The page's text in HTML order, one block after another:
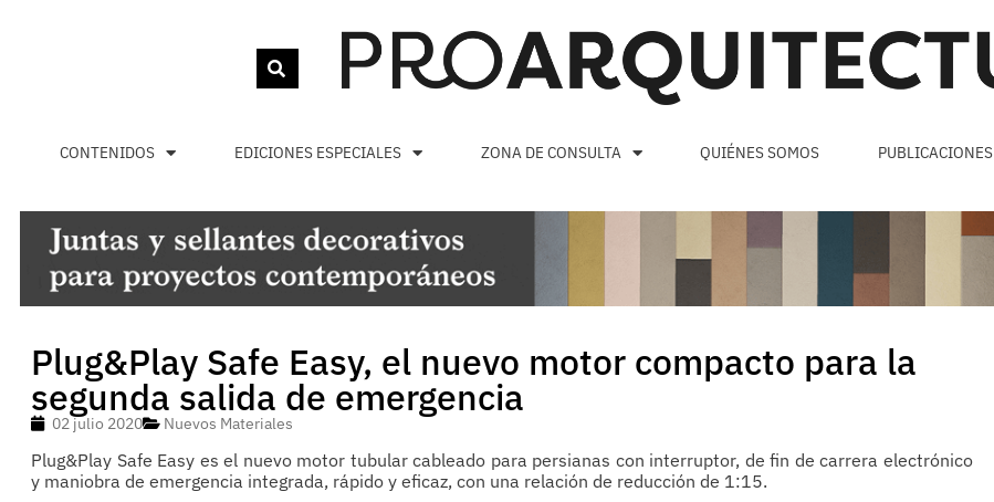
CONTENIDOS EDICIONES ESPECIALES ZONA DE CONSULTA QUIÉNES SOMOS PUBLICACIONES
Plug&Play Safe Easy, el nuevo motor compacto para la
segunda salida de emergencia
02 julio 2020 Nuevos Materiales
Plug&Play Safe Easy es el nuevo motor tubular cableado para persianas con interruptor, de fin de carrera electrónico
y maniobra de emergencia integrada, rápido y eficaz, con una relación de reducción de 1:15.